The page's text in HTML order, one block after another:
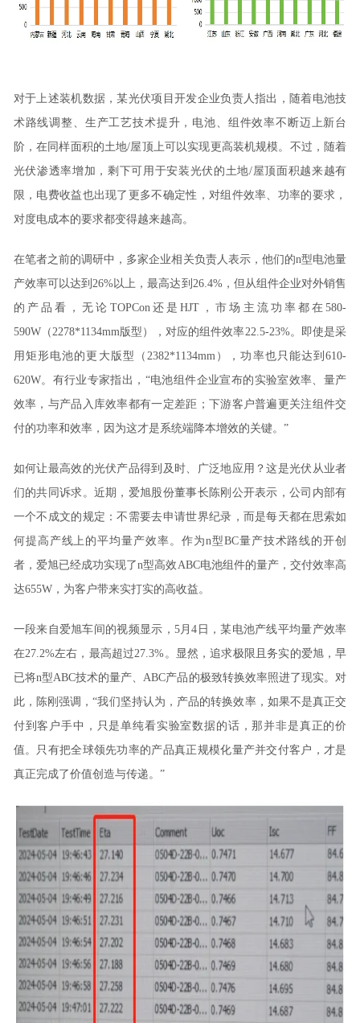
对于上述装机数据，某光伏项目开发企业负责人指出，随着电池技
术路线调整、生产工艺技术提升，电池、组件效率不断迈上新台
阶，在同样面积的土地/屋顶上可以实现更高装机规模。不过，随着
光伏渗透率增加，剩下可用于安装光伏的土地/屋顶面积越来越有
限，电费收益也出现了更多不确定性，对组件效率、功率的要求，
对度电成本的要求都变得越来越高。
在笔者之前的调研中，多家企业相关负责人表示，他们的n型电池量
产效率可以达到26%以上，最高达到26.4%，但从组件企业对外销售
的产品看，无论TOPCon还是HJT，市场主流功率都在580-
590W（2278*1134mm版型），对应的组件效率22.5-23%。即使是采
用矩形电池的更大版型（2382*1134mm），功率也只能达到610-
620W。有行业专家指出，“电池组件企业宣布的实验室效率、量产
效率，与产品入库效率都有一定差距；下游客户普遍更关注组件交
付的功率和效率，因为这才是系统端降本增效的关键。”
如何让最高效的光伏产品得到及时、广泛地应用？这是光伏从业者
们的共同诉求。近期，爱旭股份董事长陈刚公开表示，公司内部有
一个不成文的规定：不需要去申请世界纪录，而是每天都在思索如
何提高产线上的平均量产效率。作为n型BC量产技术路线的开创
者，爱旭已经成功实现了n型高效ABC电池组件的量产，交付效率高
达655W，为客户带来实打实的高收益。
一段来自爱旭车间的视频显示，5月4日，某电池产线平均量产效率
在27.2%左右，最高超过27.3%。显然，追求极限且务实的爱旭，早
已将n型ABC技术的量产、ABC产品的极致转换效率照进了现实。对
此，陈刚强调，“我们坚持认为，产品的转换效率，如果不是真正交
付到客户手中，只是单纯看实验室数据的话，那并非是真正的价
值。只有把全球领先功率的产品真正规模化量产并交付客户，才是
真正完成了价值创造与传递。”